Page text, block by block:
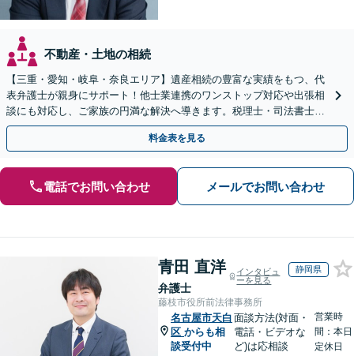
不動産・土地の相続
【三重・愛知・岐阜・奈良エリア】遺産相続の豊富な実績をもつ、代
表弁護士が親身にサポート！他士業連携のワンストップ対応や出張相
談にも対応し、ご家族の円満な解決へ導きます。税理士・司法書士と
も連携し、スピーディな解決をご提案【夜間面談可】
料金表を見る
電話でお問い合わせ メールでお問い合わせ
青田 直洋
弁護士
インタビュ
ーを見る
静岡県
藤枝市役所前法律事務所
名古屋市天白
区 からも相
談受付中
面談方法(対面・
電話・ビデオな
ど)は応相談
営業時
間：本日
定休日